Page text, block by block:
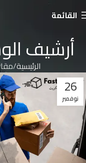
القائمة
أرشيف
الرئيسية
26
نوفمبر